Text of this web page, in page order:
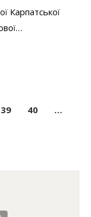
Карпатської
39 40
…